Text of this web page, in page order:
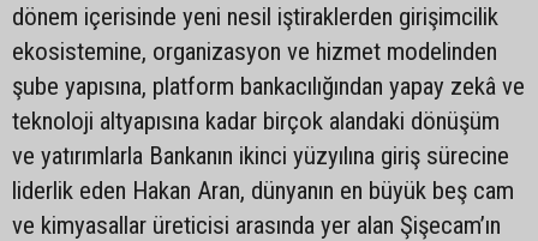
dönem içerisinde yeni nesil iştiraklerden girişimcilik
ekosistemine, organizasyon ve hizmet modelinden
şube yapısına, platform bankacılığından yapay zekâ ve
teknoloji altyapısına kadar birçok alandaki dönüşüm
ve yatırımlarla Bankanın ikinci yüzyılına giriş sürecine
liderlik eden Hakan Aran, dünyanın en büyük beş cam
ve kimyasallar üreticisi arasında yer alan Şişecam’ın